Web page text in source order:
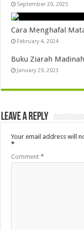
September 20, 2025
Cara Menghafal
February 4, 2024
Buku Ziarah
January 29, 2023
Leave a Reply
Your email address will
*
Comment*